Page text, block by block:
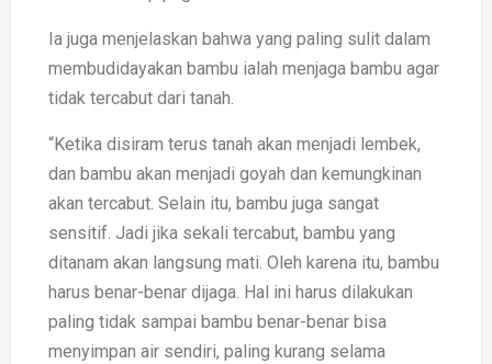
Ia juga menjelaskan bahwa yang paling sulit dalam
membudidayakan bambu ialah menjaga bambu agar
tidak tercabut dari tanah.
“Ketika disiram terus tanah akan menjadi lembek,
dan bambu akan menjadi goyah dan kemungkinan
akan tercabut. Selain itu, bambu juga sangat
sensitif. Jadi jika sekali tercabut, bambu yang
ditanam akan langsung mati. Oleh karena itu, bambu
harus benar-benar dijaga. Hal ini harus dilakukan
paling tidak sampai bambu benar-benar bisa
menyimpan air sendiri, paling kurang selama